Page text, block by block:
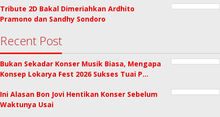
Tribute 2D Bakal Dimeriahkan Ardhito
Pramono dan Sandhy Sondoro
Recent Post
Bukan Sekadar Konser Musik Biasa, Mengapa
Konsep Lokarya Fest 2026 Sukses Tuai P…
Ini Alasan Bon Jovi Hentikan Konser Sebelum
Waktunya Usai